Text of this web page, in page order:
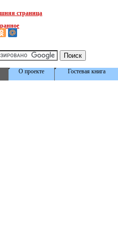
страница
Гостевая книга
О проекте